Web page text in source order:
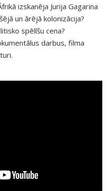
izskanēja Jurija Gagarina
un ārējā kolonizācija?
spēlīšu cena?
darbus, filma